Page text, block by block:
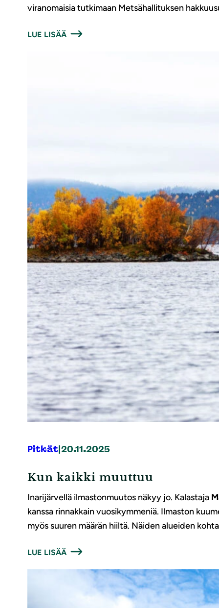
viranomaisia tutkimaan Metsähallituksen
LUE LISÄÄ
Pitkät 20.11.2025
Kun kaikki muuttuu
Inarijärvellä ilmastonmuutos näkyy jo. Kalastaja
kanssa rinnakkain vuosikymmeniä. Ilmaston
myös suuren määrän hiiltä. Näiden alueiden
LUE LISÄÄ